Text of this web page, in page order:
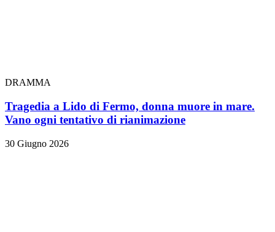
DRAMMA
Tragedia a Lido di Fermo, donna muore in mare.
Vano ogni tentativo di rianimazione
30 Giugno 2026